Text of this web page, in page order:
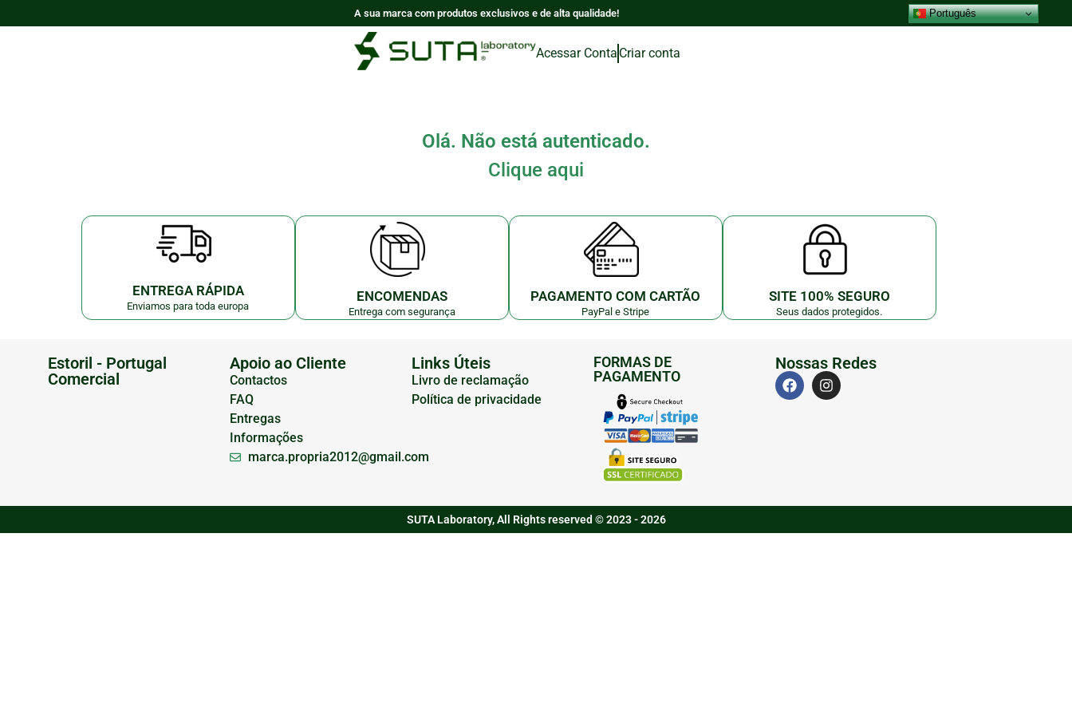
A sua marca com produtos exclusivos e de alta qualidade! Português
Acessar Conta Criar conta
Olá. Não está autenticado.
Clique aqui
ENTREGA RÁPIDA
Enviamos para toda europa
ENCOMENDAS
Entrega com segurança
PAGAMENTO COM CARTÃO
PayPal e Stripe
SITE 100% SEGURO
Seus dados protegidos.
Estoril - Portugal
Comercial
Apoio ao Cliente
Contactos
FAQ
Entregas
Informações
marca.propria2012@gmail.com
Links Úteis
Livro de reclamação
Política de privacidade
FORMAS DE
PAGAMENTO
Nossas Redes
SUTA Laboratory, All Rights reserved © 2023 - 2026